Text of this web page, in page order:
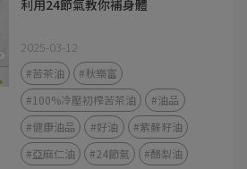
利用24節氣教你補身體
2025-03-12
#苦茶油
#秋樂富
#100%冷壓初榨苦茶油
#油品
#健康油品
#好油
#紫蘇籽油
#亞麻仁油
#24節氣 #酪梨油